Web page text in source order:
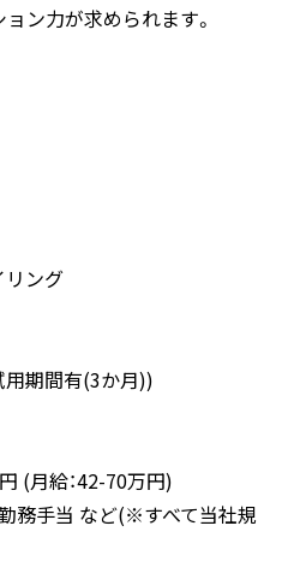
ン力が求められます。
リング
用期間有(3か月))
(月給：42-70万円)
勤務手当 など(※すべて当社規